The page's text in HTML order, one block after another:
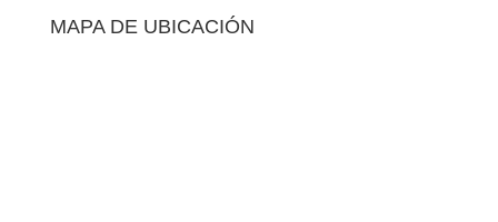
MAPA DE UBICACIÓN